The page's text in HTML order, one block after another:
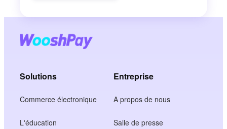
Solutions
Commerce électronique
L'éducation
Entreprise
A propos de nous
Salle de presse